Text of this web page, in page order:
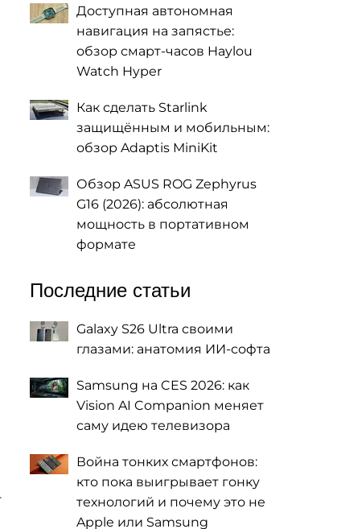
Доступная автономная
навигация на запястье:
обзор смарт-часов Haylou
Watch Hyper
Как сделать Starlink
защищённым и мобильным:
обзор Adaptis MiniKit
Обзор ASUS ROG Zephyrus
G16 (2026): абсолютная
мощность в портативном
формате
Последние статьи
Galaxy S26 Ultra своими
глазами: анатомия ИИ-софта
Samsung на CES 2026: как
Vision AI Companion меняет
саму идею телевизора
Война тонких смартфонов:
кто пока выигрывает гонку
технологий и почему это не
Apple или Samsung